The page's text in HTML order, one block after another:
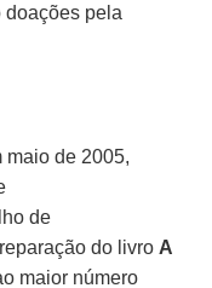
doações pela
maio de 2005,
de
do livro A
maior número